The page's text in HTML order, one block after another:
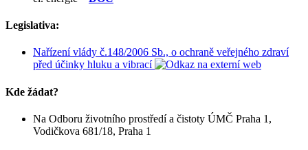
Legislativa:
Nařízení vlády č.148/2006 Sb., o ochraně veřejného zdraví
před účinky hluku a vibrací
Kde žádat?
Na Odboru životního prostředí a čistoty ÚMČ Praha 1,
Vodičkova 681/18, Praha 1